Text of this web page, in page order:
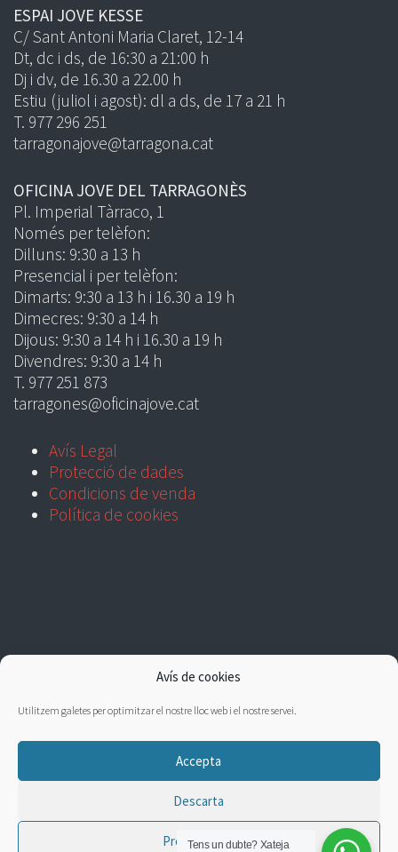
Avís de cookies
Utilitzem galetes per optimitzar el nostre lloc web i el nostre servei.
Accepta
Descarta
Preferències
ESPAI JOVE KESSE
C/ Sant Antoni Maria Claret, 12-14
Dt, dc i ds, de 16:30 a 21:00 h
Dj i dv, de 16.30 a 22.00 h
Estiu (juliol i agost): dl a ds, de 17 a 21 h
T. 977 296 251
tarragonajove@tarragona.cat
OFICINA JOVE DEL TARRAGONÈS
Pl. Imperial Tàrraco, 1
Només per telèfon:
Dilluns: 9:30 a 13 h
Presencial i per telèfon:
Dimarts: 9:30 a 13 h i 16.30 a 19 h
Dimecres: 9:30 a 14 h
Dijous: 9:30 a 14 h i 16.30 a 19 h
Divendres: 9:30 a 14 h
T. 977 251 873
tarragones@oficinajove.cat
Avís Legal
Protecció de dades
Condicions de venda
Política de cookies
Tens un dubte? Xateja